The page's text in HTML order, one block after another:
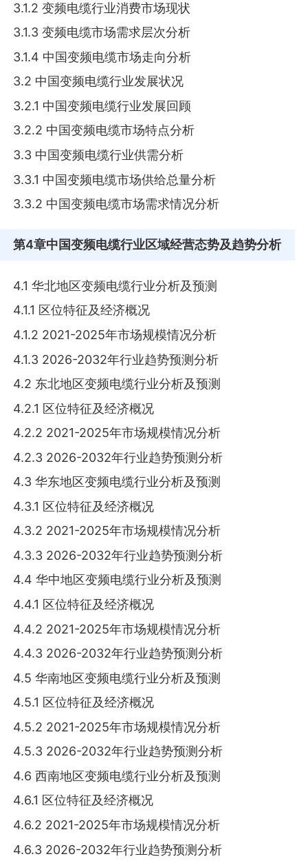
3.1.2 变频电缆行业消费市场现状
3.1.3 变频电缆市场需求层次分析
3.1.4 中国变频电缆市场走向分析
3.2 中国变频电缆行业发展状况
3.2.1 中国变频电缆行业发展回顾
3.2.2 中国变频电缆市场特点分析
3.3 中国变频电缆行业供需分析
3.3.1 中国变频电缆市场供给总量分析
3.3.2 中国变频电缆市场需求情况分析
第4章中国变频电缆行业区域经营态势及趋势分析
4.1 华北地区变频电缆行业分析及预测
4.1.1 区位特征及经济概况
4.1.2 2021-2025年市场规模情况分析
4.1.3 2026-2032年行业趋势预测分析
4.2 东北地区变频电缆行业分析及预测
4.2.1 区位特征及经济概况
4.2.2 2021-2025年市场规模情况分析
4.2.3 2026-2032年行业趋势预测分析
4.3 华东地区变频电缆行业分析及预测
4.3.1 区位特征及经济概况
4.3.2 2021-2025年市场规模情况分析
4.3.3 2026-2032年行业趋势预测分析
4.4 华中地区变频电缆行业分析及预测
4.4.1 区位特征及经济概况
4.4.2 2021-2025年市场规模情况分析
4.4.3 2026-2032年行业趋势预测分析
4.5 华南地区变频电缆行业分析及预测
4.5.1 区位特征及经济概况
4.5.2 2021-2025年市场规模情况分析
4.5.3 2026-2032年行业趋势预测分析
4.6 西南地区变频电缆行业分析及预测
4.6.1 区位特征及经济概况
4.6.2 2021-2025年市场规模情况分析
4.6.3 2026-2032年行业趋势预测分析